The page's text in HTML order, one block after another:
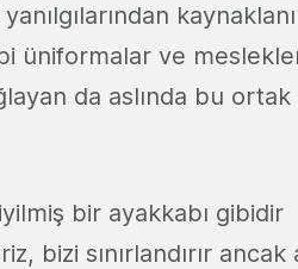
üniformalar ve
da aslında bu ortak
bir ayakkabı gibidir
bizi sınırlandırır ancak